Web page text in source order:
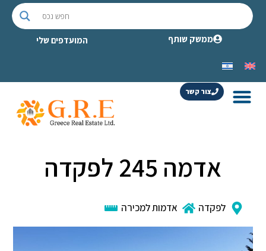
ממשק שותף המועדפים שלי
צור קשר
אדמה 245 לפקדה
לפקדה אדמות למכירה